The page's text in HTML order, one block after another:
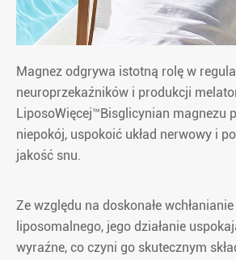
Magnez odgrywa istotną rolę w
neuroprzekaźników i produkcji
LiposoWięcej™Bisglicynian magnezu
niepokój, uspokoić układ nerwowy i
jakość snu.
Ze względu na doskonałe
liposomalnego, jego działanie
wyraźne, co czyni go skutecznym